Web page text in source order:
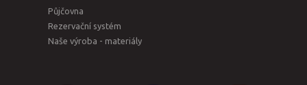
Půjčovna
Rezervační systém
Naše výroba - materiály